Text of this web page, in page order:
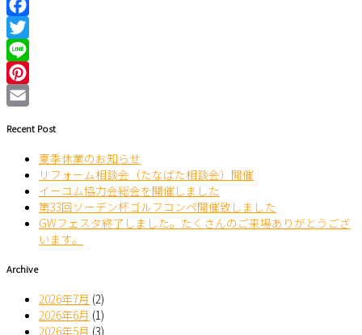
Facebook
Twitter
Line
Pinterest
Recent Post
夏季休業のお知らせ
リフォーム相談会（たなばた相談会）開催
イーコム協力会総会を開催しました
第33回ソーデン杯ゴルフコンペ開催致しました
GWフェスタ終了しました。たくさんのご来場ありがとうござ
います。
Archive
2026年7月 (2)
2026年6月 (1)
2026年5月 (3)